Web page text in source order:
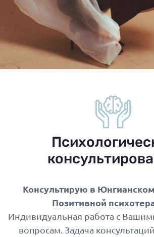
Консультирую в
Позитивной
Индивидуальная работа с
вопросам. Задача